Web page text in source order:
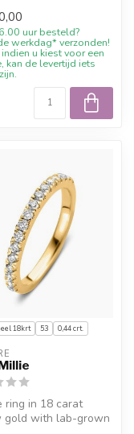
uur besteld?
werkdag* verzonden!
u kiest voor een
kan de levertijd iets
18krt 53 0,44 crt.
ring in 18 carat
gold with lab-grown